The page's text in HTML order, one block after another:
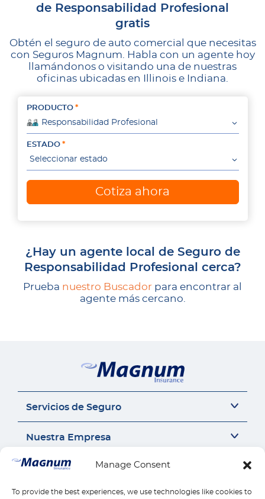
Manage Consent
To provide the best experiences, we use technologies like cookies to
de Responsabilidad Profesional
gratis
Obtén el seguro de auto comercial que necesitas
con Seguros Magnum. Habla con un agente hoy
llamándonos o visitando una de nuestras
oficinas ubicadas en Illinois e Indiana.
PRODUCTO
Responsabilidad Profesional
ESTADO
Seleccionar estado
Cotiza ahora
¿Hay un agente local de Seguro de
Responsabilidad Profesional cerca?
Prueba nuestro Buscador para encontrar al
agente más cercano.
Servicios de Seguro
Seguro Sr22
Seguro de Motocicleta
Responsabilidad Civil General
Nuestra Empresa
Acerca de Nosotros
Carrera
Contáctanos
Contáctanos